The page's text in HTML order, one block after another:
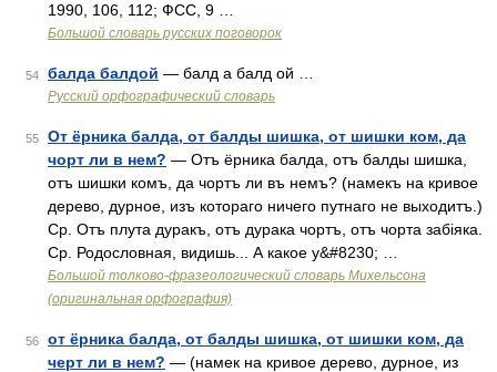
1990, 106, 112; ФСС, 9 …
Большой словарь русских поговорок
54 балда балдой — балд а балд ой …
Русский орфографический словарь
55
От ёрника балда, от балды шишка, от шишки ком, да
чорт ли в нем? — Отъ ёрника балда, отъ балды шишка,
отъ шишки комъ, да чортъ ли въ немъ? (намекъ на кривое
дерево, дурное, изъ котораго ничего путнаго не выходитъ.)
Ср. Отъ плута дуракъ, отъ дурака чортъ, отъ чорта забіяка.
Ср. Родословная, видишь... А какое у&#8230; …
Большой толково-фразеологический словарь Михельсона
(оригинальная орфография)
56
от ёрника балда, от балды шишка, от шишки ком, да
черт ли в нем? — (намек на кривое дерево, дурное, из